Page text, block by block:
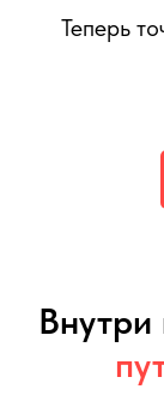
Теперь
Внутри